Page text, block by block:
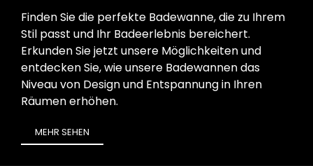
Finden Sie die perfekte Badewanne, die zu Ihrem
Stil passt und Ihr Badeerlebnis bereichert.
Erkunden Sie jetzt unsere Möglichkeiten und
entdecken Sie, wie unsere Badewannen das
Niveau von Design und Entspannung in Ihren
Räumen erhöhen.
MEHR SEHEN